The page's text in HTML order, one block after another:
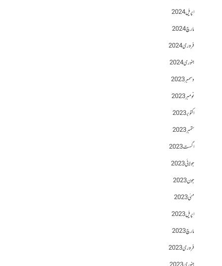
اپریل 2024
مارچ 2024
فروری 2024
جنوری 2024
دسمبر 2023
نومبر 2023
اکتوبر 2023
ستمبر 2023
اگست 2023
جولائی 2023
جون 2023
مئی 2023
اپریل 2023
مارچ 2023
فروری 2023